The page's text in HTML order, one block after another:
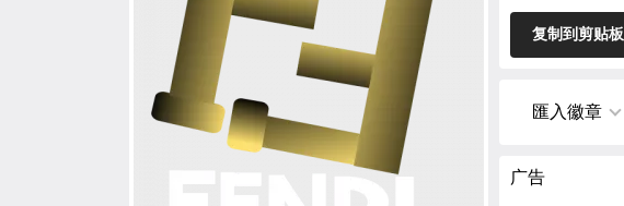
复制到剪贴板
匯入徽章
广告